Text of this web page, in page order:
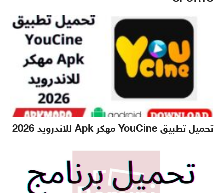
تحميل تطبيق YouCine مهكر Apk للاندرويد 2026